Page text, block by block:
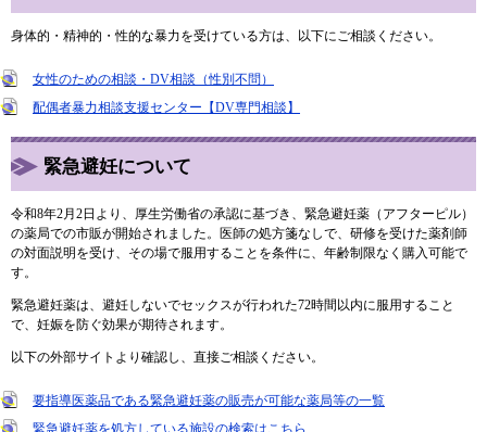
身体的・精神的・性的な暴力を受けている方は、以下にご相談ください。
女性のための相談・DV相談（性別不問）
配偶者暴力相談支援センター【DV専門相談】
緊急避妊について
令和8年2月2日より、厚生労働省の承認に基づき、緊急避妊薬（アフターピル）
の薬局での市販が開始されました。医師の処方箋なしで、研修を受けた薬剤師
の対面説明を受け、その場で服用することを条件に、年齢制限なく購入可能で
す。
緊急避妊薬は、避妊しないでセックスが行われた72時間以内に服用すること
で、妊娠を防ぐ効果が期待されます。
以下の外部サイトより確認し、直接ご相談ください。
要指導医薬品である緊急避妊薬の販売が可能な薬局等の一覧